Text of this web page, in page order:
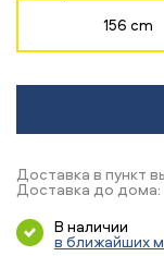
156 cm
Доставка в пункт
Доставка до дома:
В наличии
в ближайших